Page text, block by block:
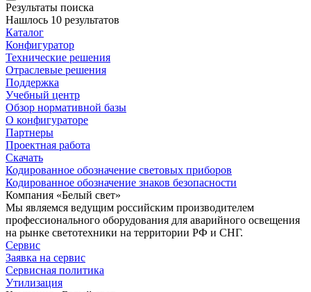
Результаты поиска
Нашлось 10 результатов
Каталог
Конфигуратор
Технические решения
Отраслевые решения
Поддержка
Учебный центр
Обзор нормативной базы
О конфигураторе
Партнеры
Проектная работа
Скачать
Кодированное обозначение световых приборов
Кодированное обозначение знаков безопасности
Компания «Белый свет»
Мы являемся ведущим российским производителем
профессионального оборудования для аварийного освещения
на рынке светотехники на территории РФ и СНГ.
Сервис
Заявка на сервис
Сервисная политика
Утилизация